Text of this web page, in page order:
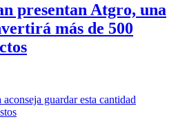
presentan Atgro, una
más de 500